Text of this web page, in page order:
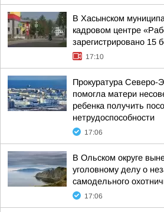
В Хасынском
кадровом центре
зарегистрировано 15
17:10
Прокуратура Северо-
помогла матери
ребенка получить
нетрудоспособности
17:06
В Ольском округе
уголовному делу о
самодельного
17:06